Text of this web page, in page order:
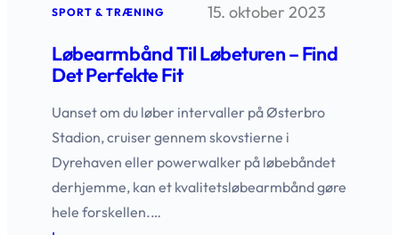
på
SPORT & TRÆNING 15. oktober 2023
Løbearmbånd Til Løbeturen – Find
Det Perfekte Fit
Uanset om du løber intervaller på Østerbro
Stadion, cruiser gennem skovstierne i
Dyrehaven eller powerwalker på løbebåndet
derhjemme, kan et kvalitetsløbearmbånd gøre
hele forskellen.…